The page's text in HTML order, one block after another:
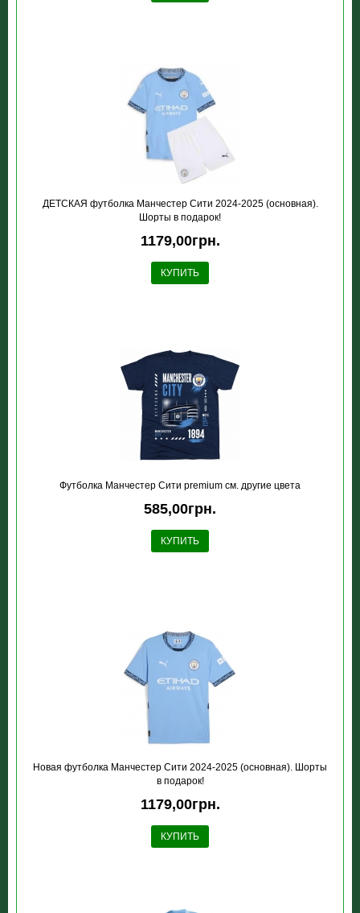
ДЕТСКАЯ футболка Манчестер Сити 2024-2025 (основная).
Шорты в подарок!
1179,00грн.
КУПИТЬ
Футболка Манчестер Сити premium см. другие цвета
585,00грн.
КУПИТЬ
Новая футболка Манчестер Сити 2024-2025 (основная). Шорты
в подарок!
1179,00грн.
КУПИТЬ